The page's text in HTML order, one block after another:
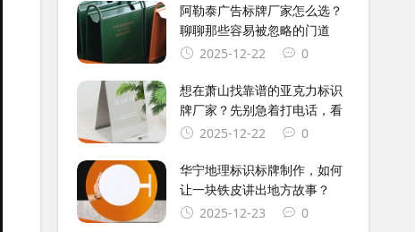
阿勒泰广告标牌厂家怎么选？
聊聊那些容易被忽略的门道
2025-12-22
0
想在萧山找靠谱的亚克力标识
牌厂家？先别急着打电话，看
2025-12-22
0
华宁地理标识标牌制作，如何
让一块铁皮讲出地方故事？
2025-12-23
0